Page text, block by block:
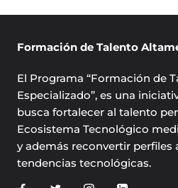
Formación de Talento
El Programa “Formación de
Especializado”, es una
busca fortalecer al talento
Ecosistema Tecnológico
y además reconvertir perfiles
tendencias tecnológicas.